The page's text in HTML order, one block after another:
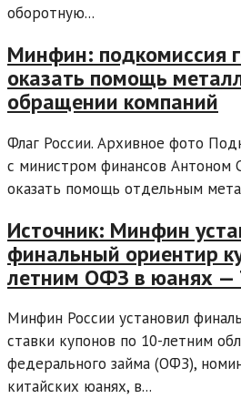
оборотную...
Минфин: подкомиссия
оказать помощь
обращении компаний
Флаг России. Архивное фото
с министром финансов Антоном
оказать помощь отдельным
Источник: Минфин
финальный ориентир
летним ОФЗ в юанях —
Минфин России установил
ставки купонов по 10-летним
федерального займа (ОФЗ),
китайских юанях, в...